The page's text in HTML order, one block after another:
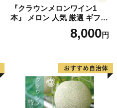
『クラウンメロンワイン1
本』 メロン 人気 厳選 ギフト
贈り物 お祝い 袋井市 お酒 酒
8,000円